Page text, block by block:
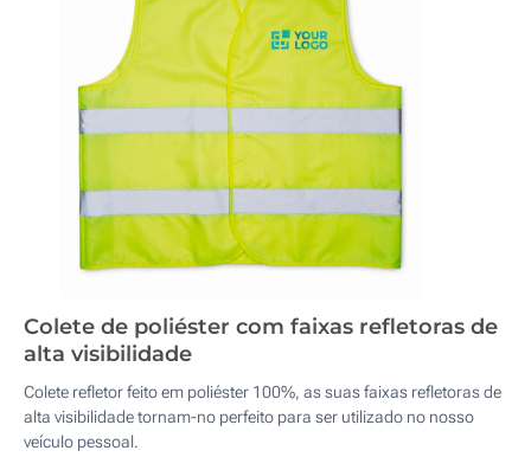
Colete de poliéster com faixas refletoras de
alta visibilidade
Colete refletor feito em poliéster 100%, as suas faixas refletoras de
alta visibilidade tornam-no perfeito para ser utilizado no nosso
veículo pessoal.